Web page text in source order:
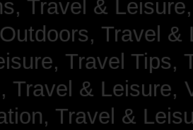
Travel &
Travel &
Travel Tips,
Travel & Leisure,
Travel &